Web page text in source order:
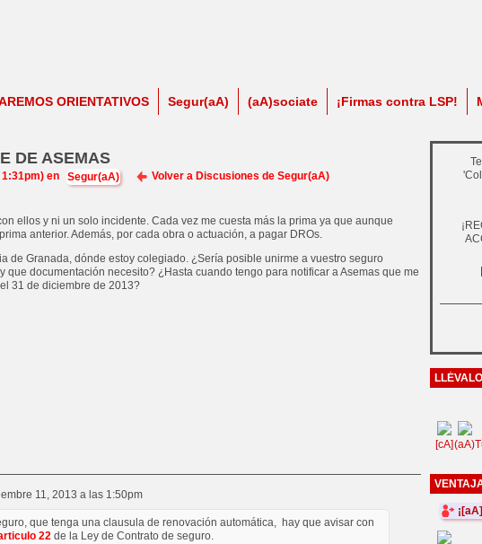
ORIENTATIVOS Segur(aA) (aA)sociate ¡Firmas contra LSP!
DE ASEMAS
en Segur(aA) Volver a Discusiones de Segur(aA)
ellos y ni un solo incidente. Cada vez me cuesta más la prima ya que aunque
anterior. Además, por cada obra o actuación, a pagar DROs.
de Granada, dónde estoy colegiado. ¿Sería posible unirme a vuestro seguro
que documentación necesito? ¿Hasta cuando tengo para notificar a Asemas que me
31 de diciembre de 2013?
11, 2013 a las 1:50pm
que tenga una clausula de renovación automática, hay que avisar con
22 de la Ley de Contrato de seguro.
[cA](aA)